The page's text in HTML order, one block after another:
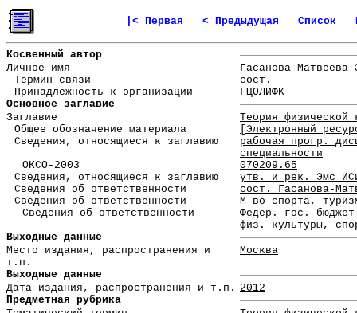
|< Первая < Предыдущая Список
Косвенный автор
Личное имя
Гасанова-
Термин связи
сост.
Принадлежность к организации
ГЦОЛИФК
Основное заглавие
Заглавие
Теория физической
Общее обозначение материала
[Электронный
Сведения, относящиеся к заглавию
рабочая прогр.
специальности
ОКСО-2003
070209.65
Сведения, относящиеся к заглавию
утв. и рек. Эмс
Сведения об ответственности
сост. Гасанова-
Сведения об ответственности
М-во спорта,
Сведения об ответственности
Федер. гос.
физ. культуры,
Выходные данные
Место издания, распространения и
т.п.
Москва
Выходные данные
Дата издания, распространения и т.п. 2012
Предметная рубрика